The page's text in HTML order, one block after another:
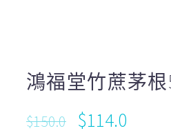
鴻福堂竹蔗茅
$150.0 $114.0